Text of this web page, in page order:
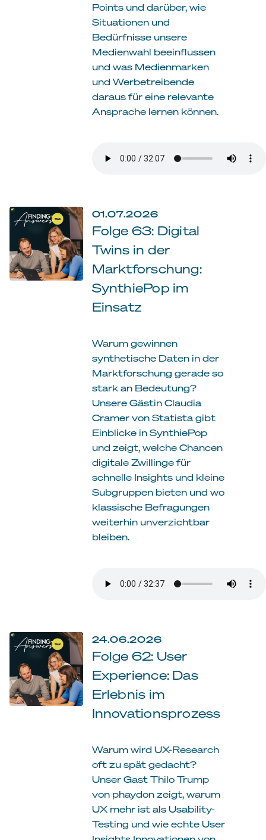
Points und darüber, wie
Situationen und
Bedürfnisse unsere
Medienwahl beeinflussen
und was Medienmarken
und Werbetreibende
daraus für eine relevante
Ansprache lernen können.
01.07.2026
Folge 63: Digital
Twins in der
Marktforschung:
SynthiePop im
Einsatz
Warum gewinnen
synthetische Daten in der
Marktforschung gerade so
stark an Bedeutung?
Unsere Gästin Claudia
Cramer von Statista gibt
Einblicke in SynthiePop
und zeigt, welche Chancen
digitale Zwillinge für
schnelle Insights und kleine
Subgruppen bieten und wo
klassische Befragungen
weiterhin unverzichtbar
bleiben.
24.06.2026
Folge 62: User
Experience: Das
Erlebnis im
Innovationsprozess
Warum wird UX-Research
oft zu spät gedacht?
Unser Gast Thilo Trump
von phaydon zeigt, warum
UX mehr ist als Usability-
Testing und wie echte User